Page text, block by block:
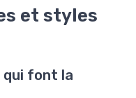
et styles
font la